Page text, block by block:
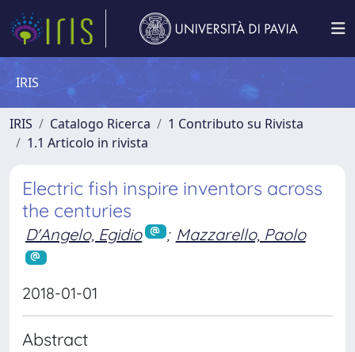
IRIS
IRIS Catalogo Ricerca
1 Contributo su Rivista
1.1 Articolo in rivista
Electric fish inspire inventors across
the centuries
D'Angelo, Egidio ; Mazzarello, Paolo
2018-01-01
Abstract